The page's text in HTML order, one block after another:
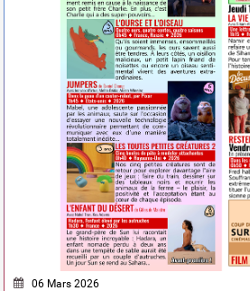
06 Mars 2026